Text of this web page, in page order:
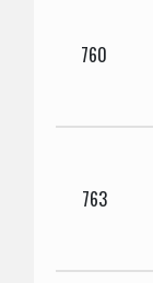
760
763